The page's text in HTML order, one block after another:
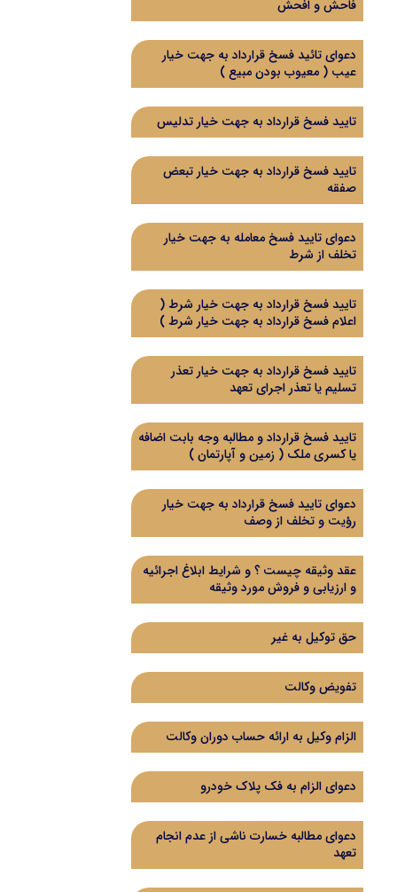
فاحش و افحش
دعوای تائید فسخ قرارداد به جهت خیار
عیب ( معیوب بودن مبیع )
تایید فسخ قرارداد به جهت خیار تدلیس
تایید فسخ قرارداد به جهت خیار تبعض
صفقه
دعوای تایید فسخ معامله به جهت خیار
تخلف از شرط
تایید فسخ قرارداد به جهت خیار شرط (
اعلام فسخ قرارداد به جهت خیار شرط )
تایید فسخ قرارداد به جهت خیار تعذر
تسلیم یا تعذر اجرای تعهد
تایید فسخ قرارداد و مطالبه وجه بابت اضافه
یا کسری ملک ( زمین و آپارتمان )
دعوای تایید فسخ قرارداد به جهت خیار
رؤیت و تخلف از وصف
عقد وثیقه چیست ؟ و شرایط ابلاغ اجرائیه
و ارزیابی و فروش مورد وثیقه
حق توکیل به غیر
تفویض وکالت
الزام وکیل به ارائه حساب دوران وکالت
دعوای الزام به فک پلاک خودرو
دعوای مطالبه خسارت ناشی از عدم انجام
تعهد